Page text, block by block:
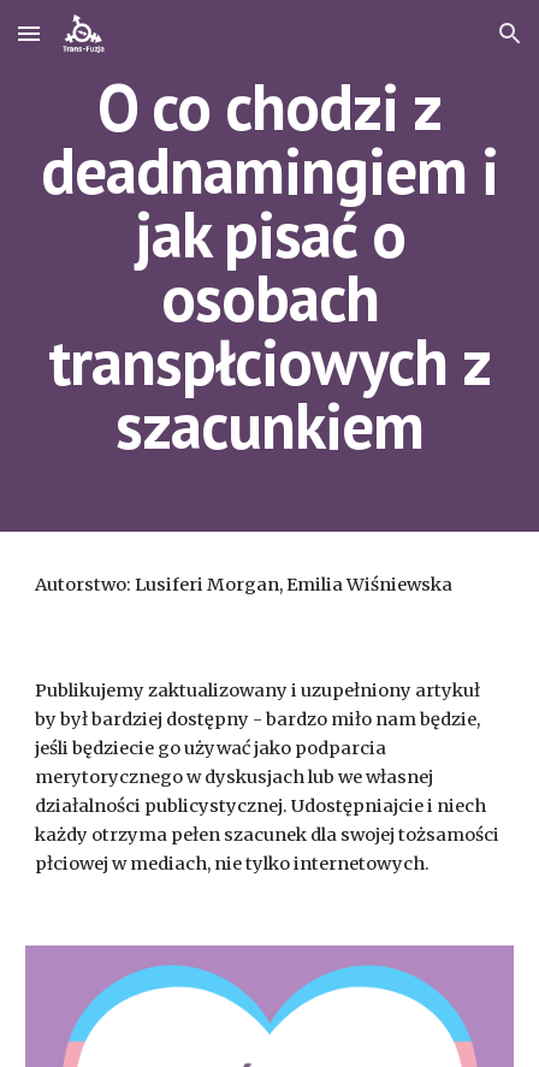
Skip to main content Skip to navigation
O co chodzi z
deadnamingiem i
jak pisać o
osobach
transpłciowych z
szacunkiem
Autorstwo: Lusiferi Morgan, Emilia Wiśniewska
Publikujemy zaktualizowany i uzupełniony artykuł
by był bardziej dostępny - bardzo miło nam będzie,
jeśli będziecie go używać jako podparcia
merytorycznego w dyskusjach lub we własnej
działalności publicystycznej. Udostępniajcie i niech
każdy otrzyma pełen szacunek dla swojej tożsamości
płciowej w mediach, nie tylko internetowych.